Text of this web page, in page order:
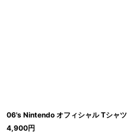
06's Nintendo オフィシャル Tシャツ
4,900円